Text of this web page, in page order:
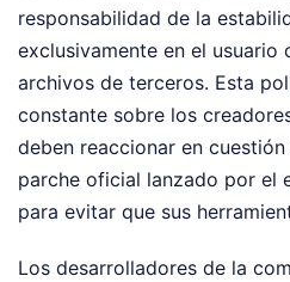
responsabilidad de la
exclusivamente en el usuario
archivos de terceros. Esta
constante sobre los
deben reaccionar en
parche oficial lanzado por el
para evitar que sus
Los desarrolladores de la